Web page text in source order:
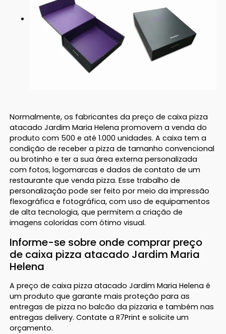
Normalmente, os fabricantes da preço de caixa pizza
atacado Jardim Maria Helena promovem a venda do
produto com 500 e até 1.000 unidades. A caixa tem a
condição de receber a pizza de tamanho convencional
ou brotinho e ter a sua área externa personalizada
com fotos, logomarcas e dados de contato de um
restaurante que venda pizza. Esse trabalho de
personalização pode ser feito por meio da impressão
flexográfica e fotográfica, com uso de equipamentos
de alta tecnologia, que permitem a criação de
imagens coloridas com ótimo visual.
Informe-se sobre onde comprar preço
de caixa pizza atacado Jardim Maria
Helena
A preço de caixa pizza atacado Jardim Maria Helena é
um produto que garante mais proteção para as
entregas de pizza no balcão da pizzaria e também nas
entregas delivery. Contate a R7Print e solicite um
orçamento.